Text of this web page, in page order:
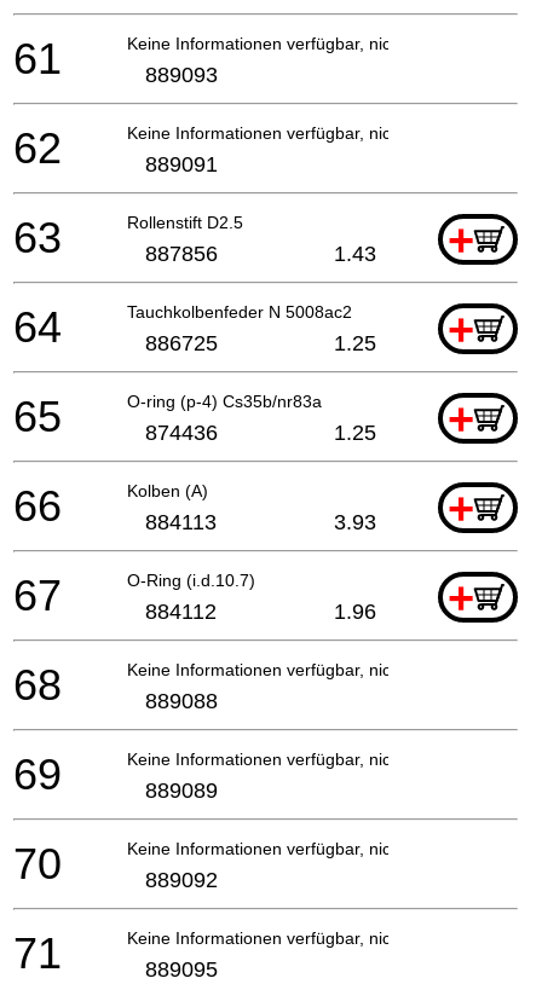
Keine Informationen verfügbar, nicht bestellbar
61 889093
Keine Informationen verfügbar, nicht bestellbar
62 889091
Rollenstift D2.5 +
63 887856 1.43
Tauchkolbenfeder N 5008ac2 +
64 886725 1.25
O-ring (p-4) Cs35b/nr83a +
65 874436 1.25
Kolben (A) +
66 884113 3.93
O-Ring (i.d.10.7) +
67 884112 1.96
Keine Informationen verfügbar, nicht bestellbar
68 889088
Keine Informationen verfügbar, nicht bestellbar
69 889089
Keine Informationen verfügbar, nicht bestellbar
70 889092
Keine Informationen verfügbar, nicht bestellbar
71 889095